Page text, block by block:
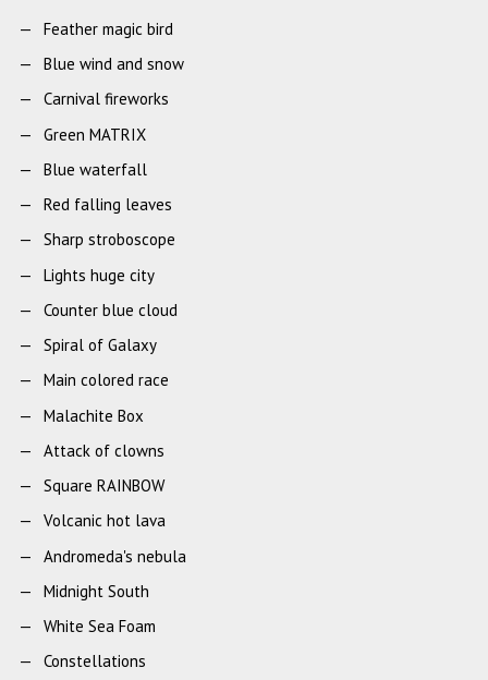
Feather magic bird
Blue wind and snow
Carnival fireworks
Green MATRIX
Blue waterfall
Red falling leaves
Sharp stroboscope
Lights huge city
Counter blue cloud
Spiral of Galaxy
Main colored race
Malachite Box
Attack of clowns
Square RAINBOW
Volcanic hot lava
Andromeda's nebula
Midnight South
White Sea Foam
Constellations